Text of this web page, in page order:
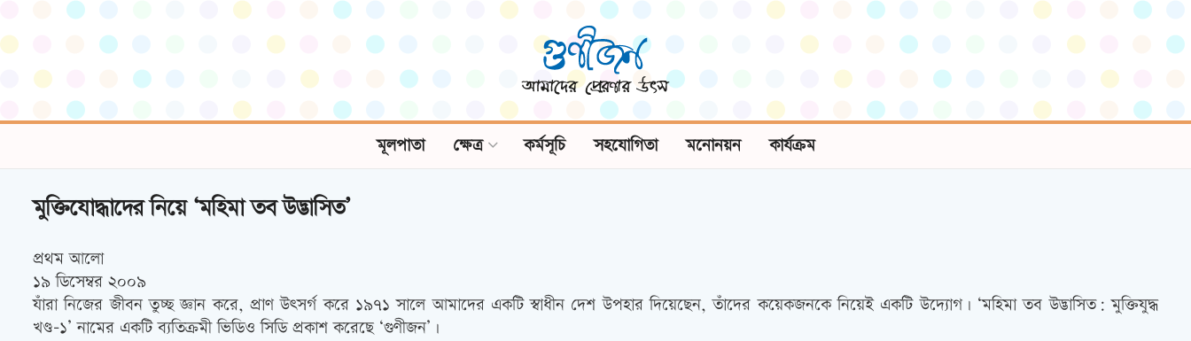
মূলপাতা ক্ষেত্র কর্মসূচি সহযোগিতা মনোনয়ন কার্যক্রম
মুক্তিযোদ্ধাদের নিয়ে ‘মহিমা তব উদ্ভাসিত’
প্রথম আলো
১৯ ডিসেম্বর ২০০৯
যাঁরা নিজের জীবন তুচ্ছ জ্ঞান করে, প্রাণ উৎসর্গ করে ১৯৭১ সালে আমাদের একটি স্বাধীন দেশ উপহার দিয়েছেন, তাঁদের কয়েকজনকে নিয়েই একটি উদ্যোগ। ‘মহিমা তব উদ্ভাসিত: মুক্তিযুদ্ধ
খণ্ড-১’ নামের একটি ব্যতিক্রমী ভিডিও সিডি প্রকাশ করেছে ‘গুণীজন’।